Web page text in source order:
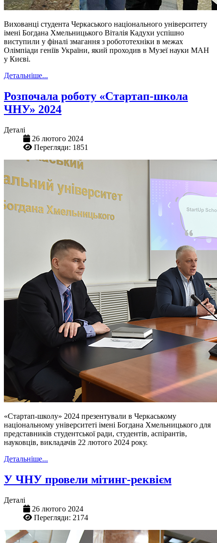
Вихованці студента Черкаського національного університету
імені Богдана Хмельницького Віталія Кадухи успішно
виступили у фіналі змагання з робототехніки в межах
Олімпіади геніїв України, який проходив в Музеї науки МАН
у Києві.
Детальніше...
Розпочала роботу «Стартап-школа
ЧНУ» 2024
Деталі
26 лютого 2024
Перегляди: 1851
«Стартап-школу» 2024 презентували в Черкаському
національному університеті імені Богдана Хмельницького для
представників студентської ради, студентів, аспірантів,
науковців, викладачів 22 лютого 2024 року.
Детальніше...
У ЧНУ провели мітинг-реквієм
Деталі
26 лютого 2024
Перегляди: 2174